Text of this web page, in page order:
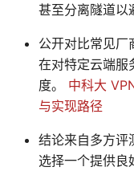
甚至分离隧道以
公开对比常见厂
在对特定云端服
度。 中科大
与实现路径
结论来自多方评
选择一个提供良